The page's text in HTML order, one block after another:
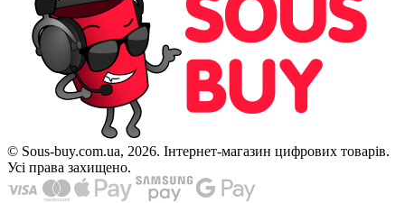
© Sous-buy.com.ua, 2026. Інтернет-магазин цифрових товарів.
Усі права захищено.